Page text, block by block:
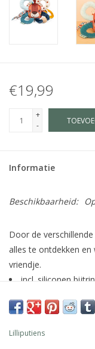
€19,99
+
-
Informatie
Beschikbaarheid:
Door de
alles te ontdekken en
vriendje.
incl. siliconen
wasbaar op 30°C
Lilliputiens